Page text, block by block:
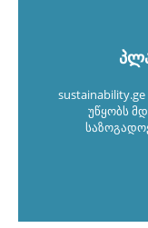
უწყობს